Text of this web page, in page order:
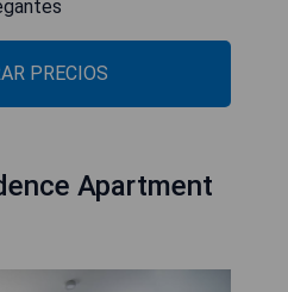
PRECIOS
Apartment